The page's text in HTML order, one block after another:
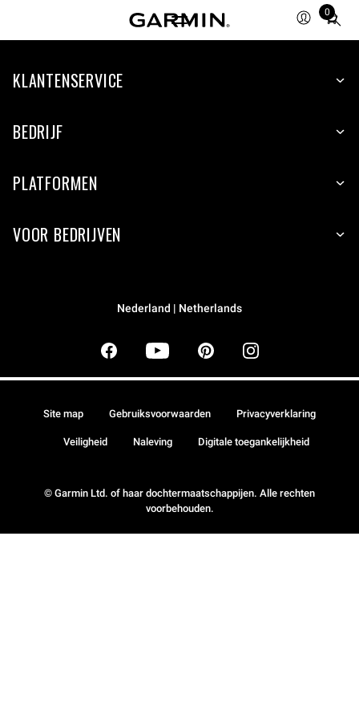
0
Total
items
cart:
KLANTENSERVICE
BEDRIJF
PLATFORMEN
VOOR BEDRIJVEN
Nederland | Netherlands
© Garmin Ltd. of haar dochtermaatschappijen. Alle rechten
voorbehouden.
Site map Gebruiksvoorwaarden Privacyverklaring
Veiligheid Naleving Digitale toegankelijkheid